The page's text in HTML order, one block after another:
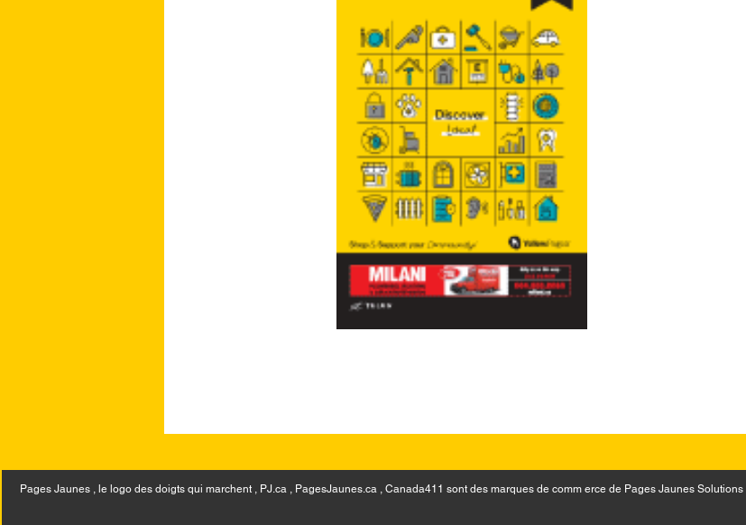
Pages Jaunes , le logo des doigts qui marchent , PJ.ca , PagesJaunes.ca , Canada411 sont des marques de comm erce de Pages Jaunes